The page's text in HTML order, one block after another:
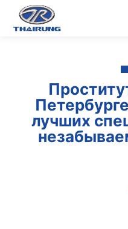
лучших